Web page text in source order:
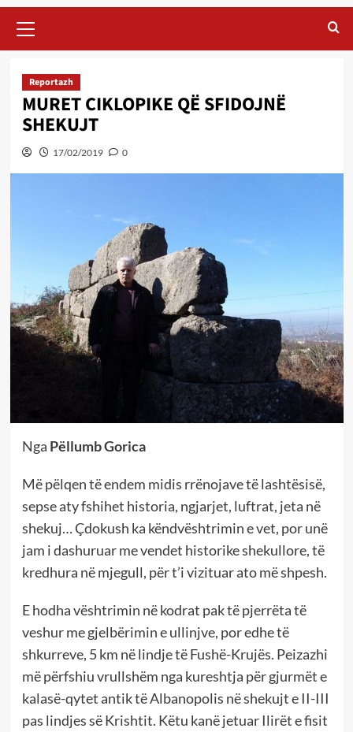
Menu
Reportazh
MURET CIKLOPIKE QË SFIDOJNË
SHEKUJT
17/02/2019 0
Nga Pëllumb Gorica
Më pëlqen të endem midis rrënojave të lashtësisë,
sepse aty fshihet historia, ngjarjet, luftrat, jeta në
shekuj… Çdokush ka këndvështrimin e vet, por unë
jam i dashuruar me vendet historike shekullore, të
kredhura në mjegull, për t’i vizituar ato më shpesh.
E hodha vështrimin në kodrat pak të pjerrëta të
veshur me gjelbërimin e ullinjve, por edhe të
shkurreve, 5 km në lindje të Fushë-Krujës. Peizazhi
më përfshiu vrullshëm nga kureshtja për gjurmët e
kalasë-qytet antik të Albanopolis në shekujt e II-III
pas lindjes së Krishtit. Këtu kanë jetuar Ilirët e fisit